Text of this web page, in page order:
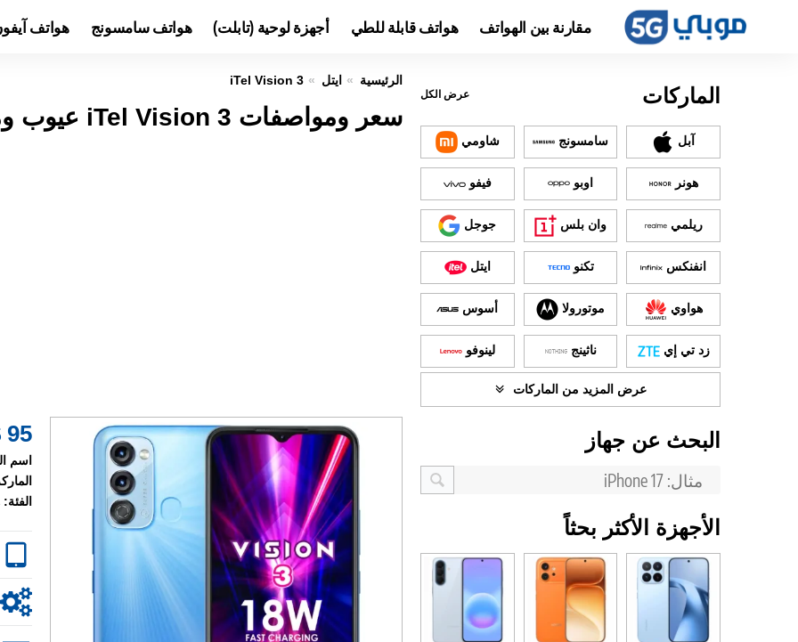
مقارنة بين الهواتف هواتف قابلة للطي أجهزة لوحية (تابلت) هواتف سامسونج هواتف
الرئيسية ايتل iTel Vision 3
سعر ومواصفات iTel Vision 3 عيوب ومميزات
95 $
اسم
الفئة:
الماركات عرض الكل
آبل سامسونج شاومي
هونر اوبو فيفو
ريلمي وان بلس جوجل
انفنكس تكنو ايتل
هواوي موتورولا أسوس
زد تي إي ناثينج لينوفو
عرض المزيد من الماركات
البحث عن جهاز
الأجهزة الأكثر بحثاً